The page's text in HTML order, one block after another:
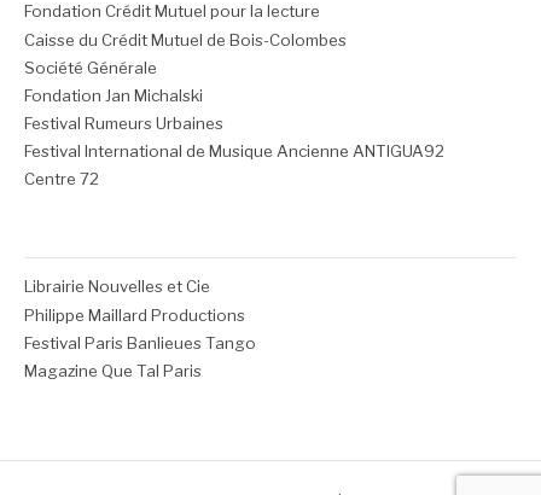
Fondation Crédit Mutuel pour la lecture
Caisse du Crédit Mutuel de Bois-Colombes
Société Générale
Fondation Jan Michalski
Festival Rumeurs Urbaines
Festival International de Musique Ancienne ANTIGUA92
Centre 72
Librairie Nouvelles et Cie
Philippe Maillard Productions
Festival Paris Banlieues Tango
Magazine Que Tal Paris